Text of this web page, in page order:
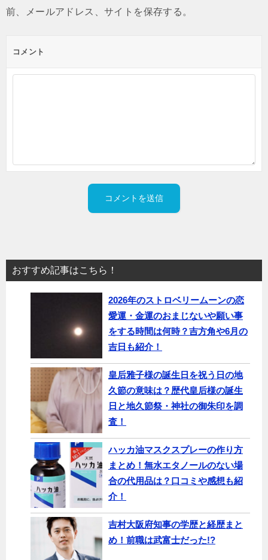
前、メールアドレス、サイトを保存する。
コメント
おすすめ記事はこちら！
2026年のストロベリームーンの恋
愛運・金運のおまじないや願い事
をする時間は何時？吉方角や6月の
吉日も紹介！
皇后雅子様の誕生日を祝う日の地
久節の意味は？歴代皇后様の誕生
日と地久節祭・神社の御朱印を調
査！
ハッカ油マスクスプレーの作り方
まとめ！無水エタノールのない場
合の代用品は？口コミや感想も紹
介！
吉村大阪府知事の学歴と経歴まと
め！前職は武富士だった!?